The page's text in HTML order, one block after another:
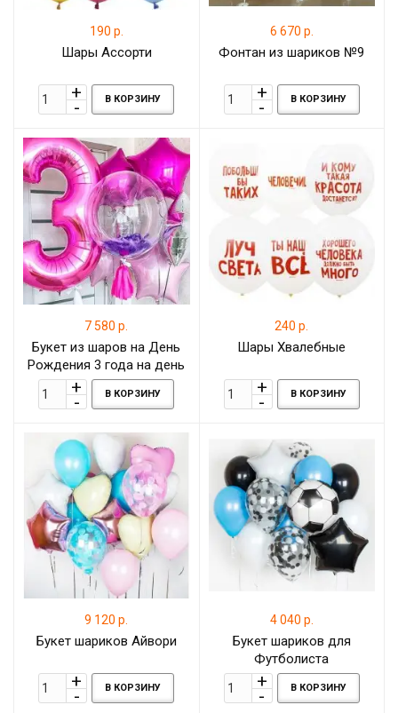
190 р.
Шары Ассорти
В КОРЗИНУ
6 670 р.
Фонтан из шариков №9
В КОРЗИНУ
7 580 р.
Букет из шаров на День
Рождения 3 года на день
рождения девочке
В КОРЗИНУ
240 р.
Шары Хвалебные
В КОРЗИНУ
9 120 р.
Букет шариков Айвори
В КОРЗИНУ
4 040 р.
Букет шариков для
Футболиста
В КОРЗИНУ